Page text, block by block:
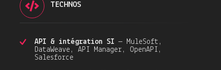
TECHNOS
API & intégration SI — MuleSoft,
DataWeave, API Manager, OpenAPI,
Salesforce